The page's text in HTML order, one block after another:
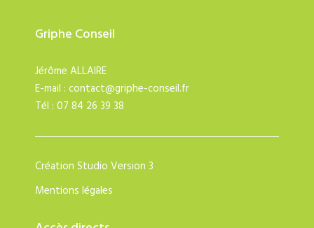
Griphe Conseil
Jérôme ALLAIRE
E-mail : contact@griphe-conseil.fr
Tél : 07 84 26 39 38
Création Studio Version 3
Mentions légales